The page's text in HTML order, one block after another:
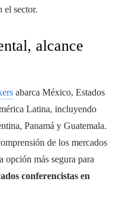
el sector.
alcance
abarca México, Estados
Latina, incluyendo
Panamá y Guatemala.
de los mercados
opción más segura para
conferencistas en